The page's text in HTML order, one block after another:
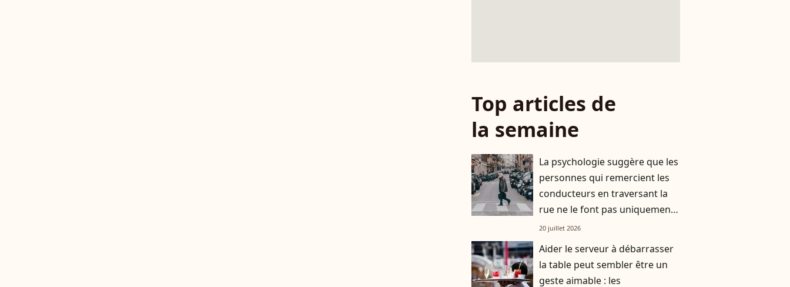
Top articles de
la semaine
La psychologie suggère que les
personnes qui remercient les
conducteurs en traversant la
rue ne le font pas uniquement
par gratitude
20 juillet 2026
Aider le serveur à débarrasser
la table peut sembler être un
geste aimable : les